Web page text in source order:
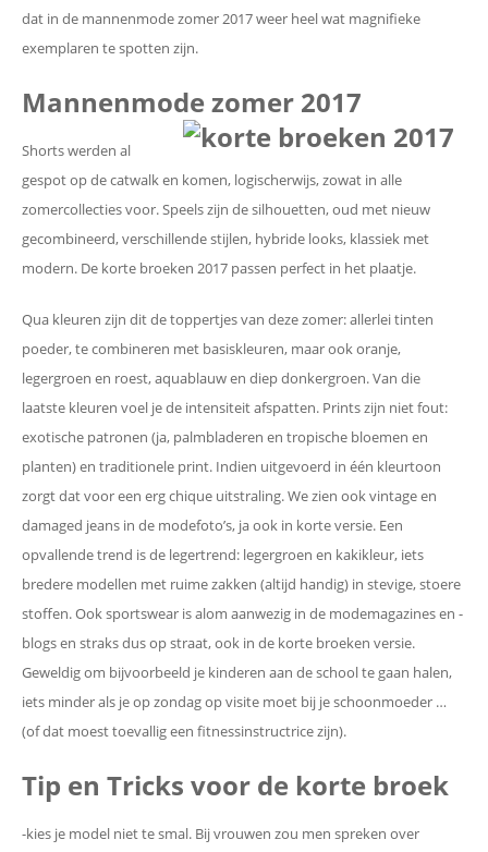
dat in de mannenmode zomer 2017 weer heel wat magnifieke
exemplaren te spotten zijn.
Mannenmode zomer 2017
Shorts werden al
gespot op de catwalk en komen, logischerwijs, zowat in alle
zomercollecties voor. Speels zijn de silhouetten, oud met nieuw
gecombineerd, verschillende stijlen, hybride looks, klassiek met
modern. De korte broeken 2017 passen perfect in het plaatje.
Qua kleuren zijn dit de toppertjes van deze zomer: allerlei tinten
poeder, te combineren met basiskleuren, maar ook oranje,
legergroen en roest, aquablauw en diep donkergroen. Van die
laatste kleuren voel je de intensiteit afspatten. Prints zijn niet fout:
exotische patronen (ja, palmbladeren en tropische bloemen en
planten) en traditionele print. Indien uitgevoerd in één kleurtoon
zorgt dat voor een erg chique uitstraling. We zien ook vintage en
damaged jeans in de modefoto’s, ja ook in korte versie. Een
opvallende trend is de legertrend: legergroen en kakikleur, iets
bredere modellen met ruime zakken (altijd handig) in stevige, stoere
stoffen. Ook sportswear is alom aanwezig in de modemagazines en -
blogs en straks dus op straat, ook in de korte broeken versie.
Geweldig om bijvoorbeeld je kinderen aan de school te gaan halen,
iets minder als je op zondag op visite moet bij je schoonmoeder …
(of dat moest toevallig een fitnessinstructrice zijn).
Tip en Tricks voor de korte broek
-kies je model niet te smal. Bij vrouwen zou men spreken over